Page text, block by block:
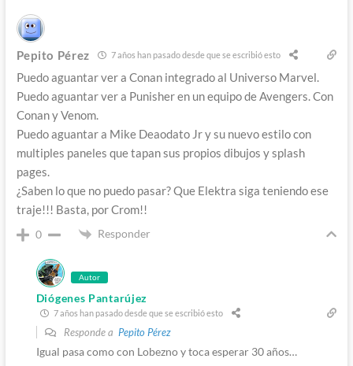
Pepito Pérez 7 años han pasado desde que se escribió esto
Puedo aguantar ver a Conan integrado al Universo Marvel.
Puedo aguantar ver a Punisher en un equipo de Avengers. Con
Conan y Venom.
Puedo aguantar a Mike Deaodato Jr y su nuevo estilo con
multiples paneles que tapan sus propios dibujos y splash
pages.
¿Saben lo que no puedo pasar? Que Elektra siga teniendo ese
traje!!! Basta, por Crom!!
0 Responder
Autor
Diógenes Pantarújez
7 años han pasado desde que se escribió esto
Responde a Pepito Pérez
Igual pasa como con Lobezno y toca esperar 30 años…